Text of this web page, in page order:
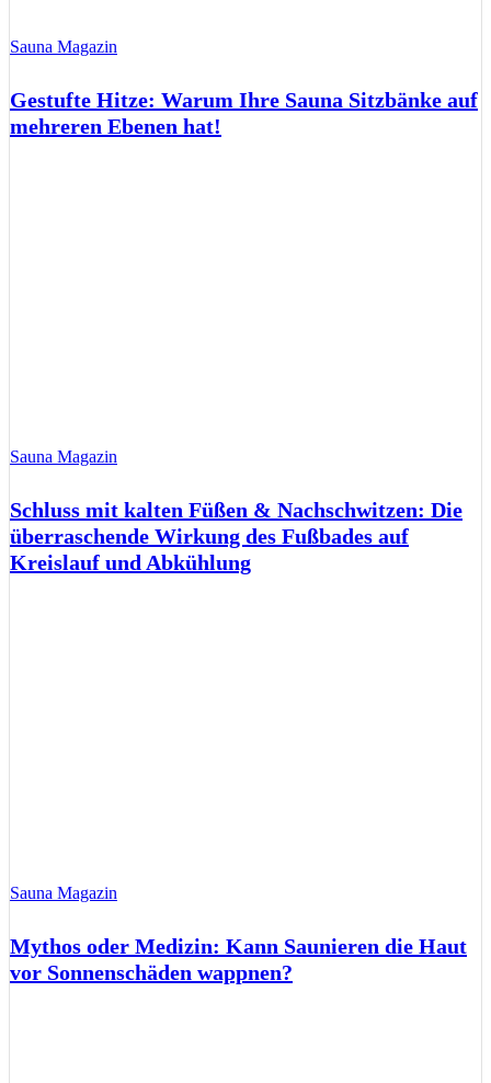
Sauna Magazin
Gestufte Hitze: Warum Ihre Sauna Sitzbänke auf
mehreren Ebenen hat!
Sauna Magazin
Schluss mit kalten Füßen & Nachschwitzen: Die
überraschende Wirkung des Fußbades auf
Kreislauf und Abkühlung
Sauna Magazin
Mythos oder Medizin: Kann Saunieren die Haut
vor Sonnenschäden wappnen?